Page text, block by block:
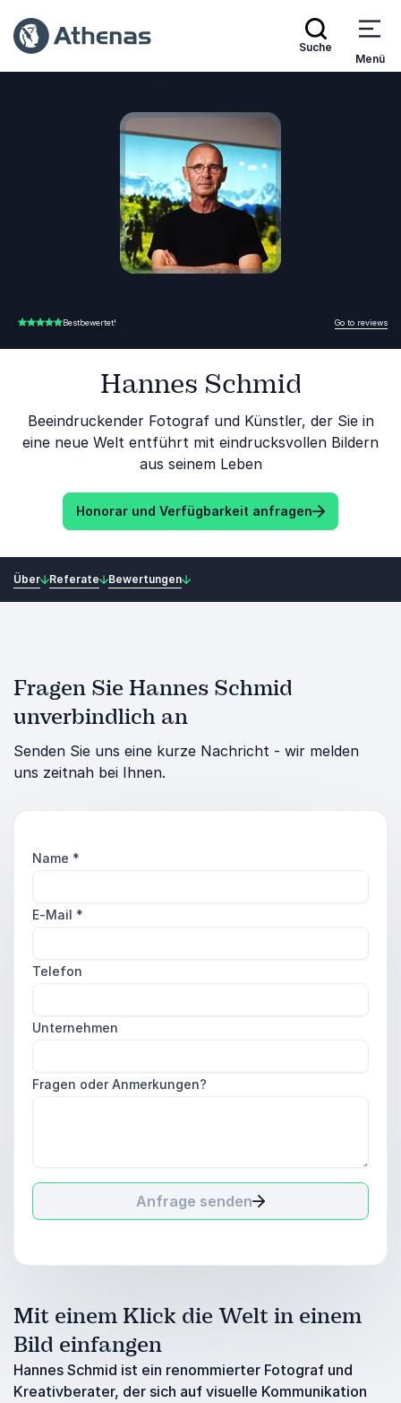
Suche
Menü
4.00 von 5 Bestbewertet! Go to reviews
Hannes Schmid
Beeindruckender Fotograf und Künstler, der Sie in
eine neue Welt entführt mit eindrucksvollen Bildern
aus seinem Leben
Honorar und Verfügbarkeit anfragen
Über Referate Bewertungen
Fragen Sie Hannes Schmid
unverbindlich an
Senden Sie uns eine kurze Nachricht - wir melden
uns zeitnah bei Ihnen.
Name *
E-Mail *
Telefon
Unternehmen
Fragen oder Anmerkungen?
Anfrage senden
Mit einem Klick die Welt in einem
Bild einfangen
Hannes Schmid ist ein renommierter Fotograf und
Kreativberater, der sich auf visuelle Kommunikation